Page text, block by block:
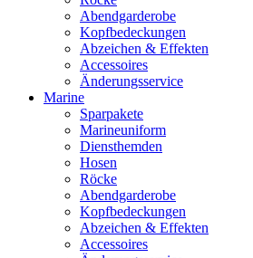
Abendgarderobe
Kopfbedeckungen
Abzeichen & Effekten
Accessoires
Änderungsservice
Marine
Sparpakete
Marineuniform
Diensthemden
Hosen
Röcke
Abendgarderobe
Kopfbedeckungen
Abzeichen & Effekten
Accessoires